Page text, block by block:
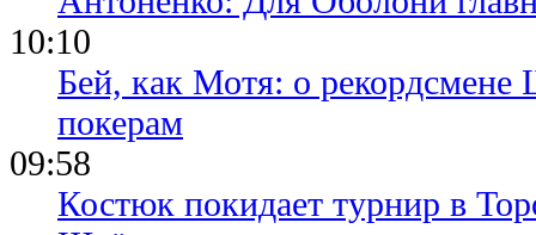
10:10
Бей, как Мотя: о рекордсмене
покерам
09:58
Костюк покидает турнир в